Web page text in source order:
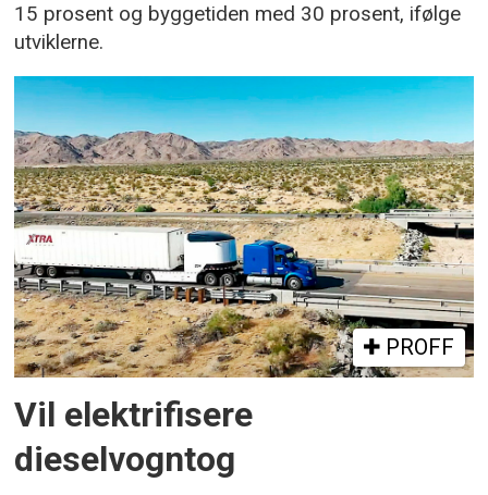
15 prosent og byggetiden med 30 prosent, ifølge
utviklerne.
PROFF
Vil elektrifisere
dieselvogntog